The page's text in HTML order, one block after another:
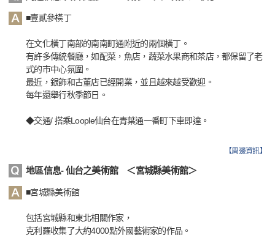
■壹貳參橫丁
在文化橫丁南部的南南町通附近的兩個橫丁。
有許多傳統餐廳，如配菜，魚店，蔬菜水果商和茶店，都保留了老
式的市中心氛圍。
最近，銀飾和古董店已經開業，並且越來越受歡迎。
每年還舉行秋季節日。
◆交通/ 搭乘Loople仙台在青葉通一番町下車即達。
【周邊資訊】
地區信息- 仙台之美術館 ＜宮城縣美術館＞
■宮城縣美術館
包括宮城縣和東北相關作家，
克利羅收集了大約4000點外國藝術家的作品。